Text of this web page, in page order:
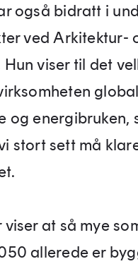
også bidratt i
ved Arkitektur-
viser til det
og energibruken,
stort sett må
at så mye
allerede er